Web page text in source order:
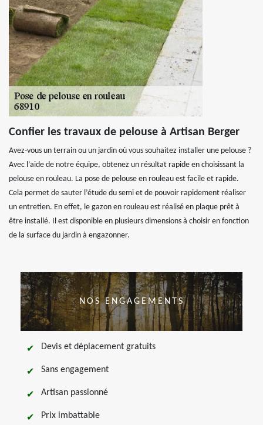
Confier les travaux de pelouse à Artisan Berger
Avez-vous un terrain ou un jardin où vous souhaitez installer une pelouse ?
Avec l’aide de notre équipe, obtenez un résultat rapide en choisissant la
pelouse en rouleau. La pose de pelouse en rouleau est facile et rapide.
Cela permet de sauter l’étude du semi et de pouvoir rapidement réaliser
un entretien. En effet, le gazon en rouleau est réalisé en plaque prêt à
être installé. Il est disponible en plusieurs dimensions à choisir en fonction
de la surface du jardin à engazonner.
NOS ENGAGEMENTS
Devis et déplacement gratuits
Sans engagement
Artisan passionné
Prix imbattable